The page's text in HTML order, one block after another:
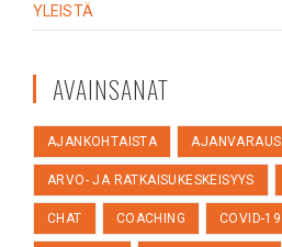
YLEISTÄ
AVAINSANAT
AJANKOHTAISTA AJANVARAUS
ARVO- JA RATKAISUKESKEISYYS
CHAT COACHING COVID-19